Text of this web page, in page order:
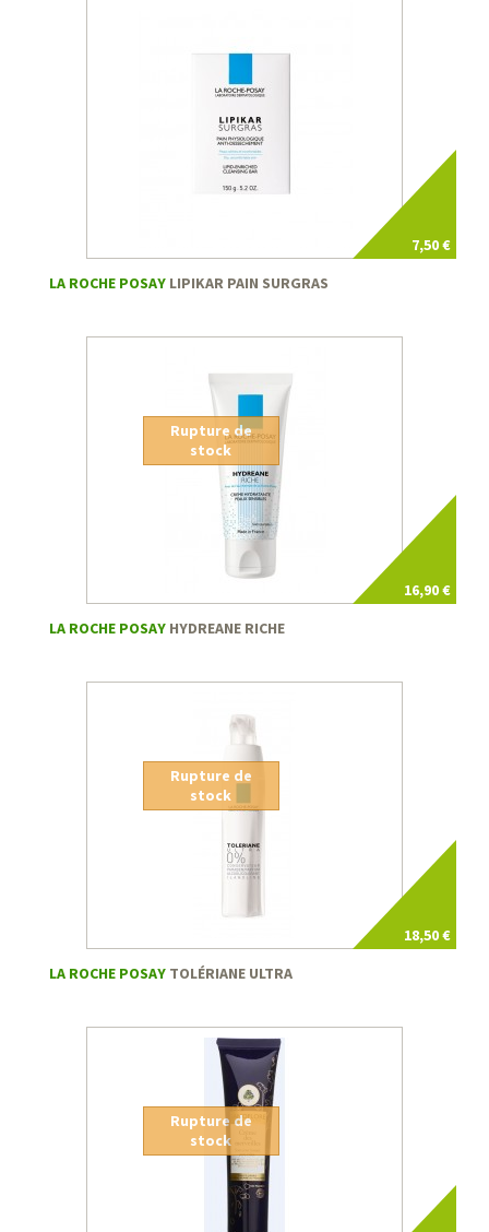
7,50 €
LA ROCHE POSAY LIPIKAR PAIN SURGRAS
16,90 €
Rupture de
stock
LA ROCHE POSAY HYDREANE RICHE
18,50 €
Rupture de
stock
LA ROCHE POSAY TOLÉRIANE ULTRA
Rupture de
stock